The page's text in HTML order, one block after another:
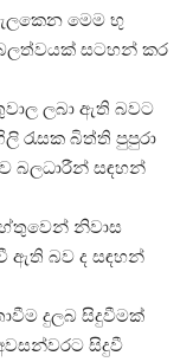
මෙම භු
සටහන් කර
ලබා ඇති බවට
රැසක බිත්ති පුපුරා
බලධාරීන් සඳහන්
නිවාස
ඇති බව ද සඳහන්
දුලබ සිදුවීමක්
සිදුවී